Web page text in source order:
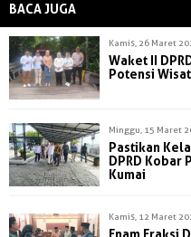
BACA JUGA
Kamis, 26 Maret
Waket II
Potensi
Minggu, 15 Maret
Pastikan
DPRD Kobar
Kumai
Kamis, 12 Maret